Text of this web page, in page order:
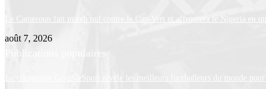
Le Cameroun fait match nul contre le Cap-Vert et affrontera le Nigeria en
août 7, 2026
Publications populaires
Le classement GiveMeSport révèle les meilleurs footballeurs du monde pour